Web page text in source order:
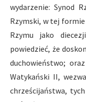
wydarzenie: Synod
Rzymski, w tej
Rzymu jako
powiedzieć, że
duchowieństwo;
Watykański II,
chrześcijaństwa,